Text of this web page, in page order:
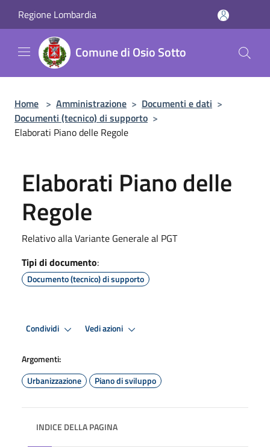
Regione Lombardia
Comune di Osio Sotto
Home > Amministrazione > Documenti e dati >
Documenti (tecnico) di supporto >
Elaborati Piano delle Regole
Elaborati Piano delle
Regole
Relativo alla Variante Generale al PGT
Tipi di documento:
Documento (tecnico) di supporto
Condividi Vedi azioni
Argomenti:
Urbanizzazione
Piano di sviluppo
INDICE DELLA PAGINA